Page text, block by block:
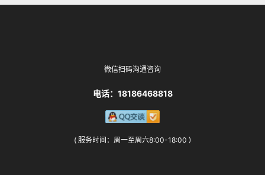
微信扫码沟通咨询
电话：18186468818
( 服务时间：周一至周六8:00-18:00 )